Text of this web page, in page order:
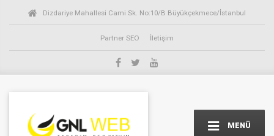
Dizdariye Mahallesi Cami Sk. No:10/B Büyükçekmece/İstanbul
Partner SEO İletişim
MENÜ